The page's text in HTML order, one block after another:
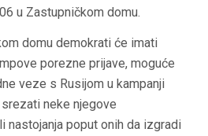
u Zastupničkom domu.
domu demokrati će imati
porezne prijave, moguće
veze s Rusijom u kampanji
neke njegove
nastojanja poput onih da izgradi